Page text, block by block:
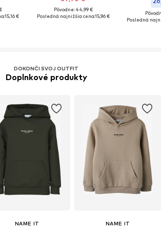
15,16 €
Pôvodne: 44,99 €
Posledná najnižšia cena:15,96 €
Posledná
DOKONČI SVOJ OUTFIT
Doplnkové produkty
NAME IT NAME IT